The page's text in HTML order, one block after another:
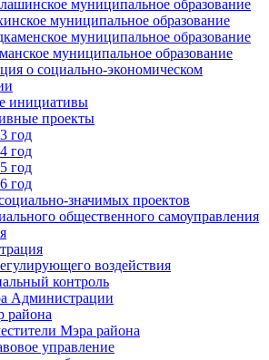
муниципальное образование
муниципальное образование
муниципальное образование
муниципальное образование
о социально-экономическом
инициативы
проекты
год
год
год
год
значимых проектов
общественного самоуправления
воздействия
контроль
Администрации
района
Мэра района
управление